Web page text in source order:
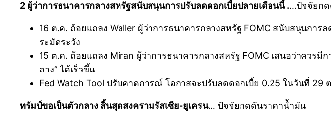
2 ผู้ว่าการธนาคารกลางสหรัฐสนับสนุนการปรับลดดอกเบี้ยปลายเดือนนี้ .…ปัจจัยกด
16 ต.ค. ถ้อยแถลง Waller ผู้ว่าการธนาคารกลางสหรัฐ FOMC สนับสนุนกา
ระมัดระวัง
15 ต.ค. ถ้อยแถลง Miran ผู้ว่าการธนาคารกลางสหรัฐ FOMC เสนอว่าควรมี
ลาง” ได้เร็วขึ้น
Fed Watch Tool ปรับคาดการณ์ โอกาสจะปรับลดดอกเบี้ย 0.25 ในวันที่ 29
ทรัมป์ขอเป็นตัวกลาง สิ้นสุดสงครามรัสเซีย-ยูเครน… ปัจจัยกดดันราคานัำมัน